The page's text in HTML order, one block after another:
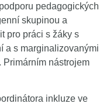
pedagogických
skupinou a
pro práci s žáky s
a s marginalizovanými
nástrojem
inkluze ve